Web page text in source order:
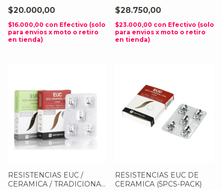
$20.000,00
$16.000,00 con Efectivo (solo
para envios x moto o retiro
en tienda)
$28.750,00
$23.000,00 con Efectivo (solo
para envios x moto o retiro
en tienda)
RESISTENCIAS EUC /
CERAMICA / TRADICIONAL
RESISTENCIAS EUC DE
CERAMICA (5PCS-PACK)